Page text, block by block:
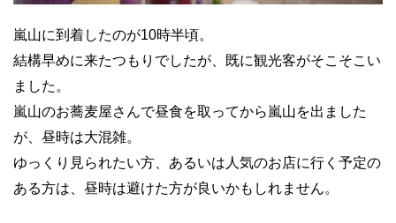
嵐山に到着したのが10時半頃。
結構早めに来たつもりでしたが、既に観光客がそこそこい
ました。
嵐山のお蕎麦屋さんで昼食を取ってから嵐山を出ました
が、昼時は大混雑。
ゆっくり見られたい方、あるいは人気のお店に行く予定の
ある方は、昼時は避けた方が良いかもしれません。